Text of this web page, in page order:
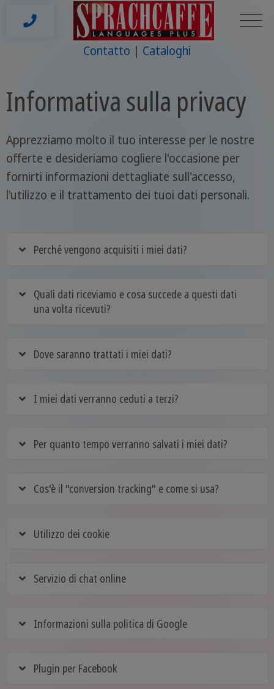
Contatto Cataloghi
Informativa sulla privacy
Apprezziamo molto il tuo interesse per le nostre
offerte e desideriamo cogliere l'occasione per
fornirti informazioni dettagliate sull'accesso,
l'utilizzo e il trattamento dei tuoi dati personali.
Perché vengono acquisiti i miei dati?
Quali dati riceviamo e cosa succede a questi dati
una volta ricevuti?
Dove saranno trattati i miei dati?
I miei dati verranno ceduti a terzi?
Per quanto tempo verranno salvati i miei dati?
Cos'è il "conversion tracking" e come si usa?
Utilizzo dei cookie
Servizio di chat online
Informazioni sulla politica di Google
Plugin per Facebook